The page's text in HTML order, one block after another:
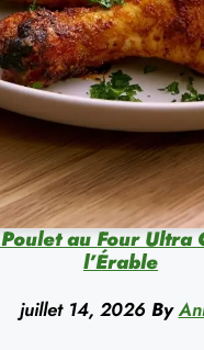
au Four Ultra
l’Érable
juillet 14, 2026 By